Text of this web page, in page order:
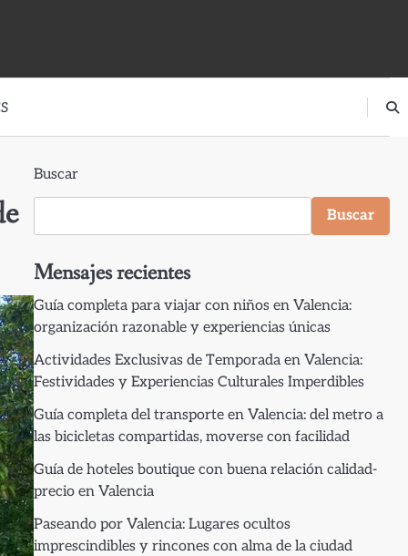
Buscar
Buscar
Mensajes recientes
Guía completa para viajar con niños en Valencia:
organización razonable y experiencias únicas
Actividades Exclusivas de Temporada en Valencia:
Festividades y Experiencias Culturales Imperdibles
Guía completa del transporte en Valencia: del metro a
las bicicletas compartidas, moverse con facilidad
Guía de hoteles boutique con buena relación calidad-
precio en Valencia
Paseando por Valencia: Lugares ocultos
imprescindibles y rincones con alma de la ciudad